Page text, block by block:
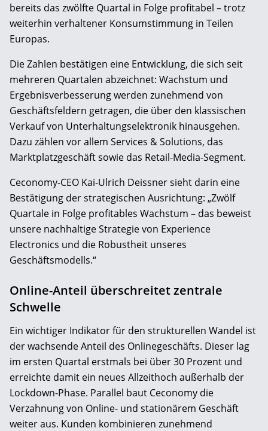
bereits das zwölfte Quartal in Folge profitabel – trotz
weiterhin verhaltener Konsumstimmung in Teilen
Europas.
Die Zahlen bestätigen eine Entwicklung, die sich seit
mehreren Quartalen abzeichnet: Wachstum und
Ergebnisverbesserung werden zunehmend von
Geschäftsfeldern getragen, die über den klassischen
Verkauf von Unterhaltungselektronik hinausgehen.
Dazu zählen vor allem Services & Solutions, das
Marktplatzgeschäft sowie das Retail-Media-Segment.
Ceconomy-CEO Kai-Ulrich Deissner sieht darin eine
Bestätigung der strategischen Ausrichtung: „Zwölf
Quartale in Folge profitables Wachstum – das beweist
unsere nachhaltige Strategie von Experience
Electronics und die Robustheit unseres
Geschäftsmodells.“
Online-Anteil überschreitet zentrale
Schwelle
Ein wichtiger Indikator für den strukturellen Wandel ist
der wachsende Anteil des Onlinegeschäfts. Dieser lag
im ersten Quartal erstmals bei über 30 Prozent und
erreichte damit ein neues Allzeithoch außerhalb der
Lockdown-Phase. Parallel baut Ceconomy die
Verzahnung von Online- und stationärem Geschäft
weiter aus. Kunden kombinieren zunehmend